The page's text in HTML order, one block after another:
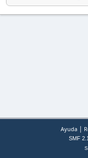
Ayuda |
SMF